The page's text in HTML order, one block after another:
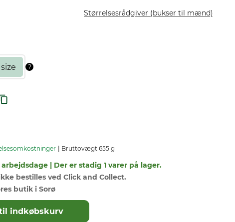
Størrelsesrådgiver (bukser til mænd)
Bruttovægt 655 g
| Der er stadig 1 varer på lager.
bestilles ved Click and Collect.
butik i Sorø
indkøbskurv